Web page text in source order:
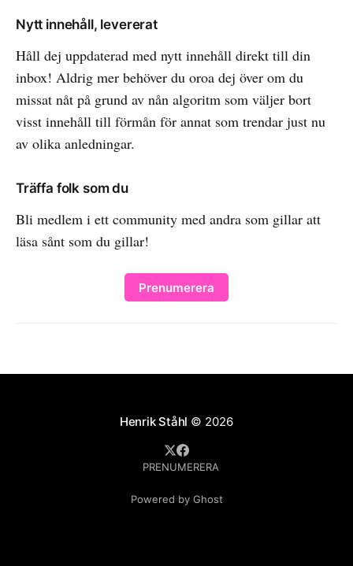
Nytt innehåll, levererat
Håll dej uppdaterad med nytt innehåll direkt till din
inbox! Aldrig mer behöver du oroa dej över om du
missat nåt på grund av nån algoritm som väljer bort
visst innehåll till förmån för annat som trendar just nu
av olika anledningar.
Träffa folk som du
Bli medlem i ett community med andra som gillar att
läsa sånt som du gillar!
Prenumerera
Henrik Ståhl © 2026
PRENUMERERA
Powered by Ghost